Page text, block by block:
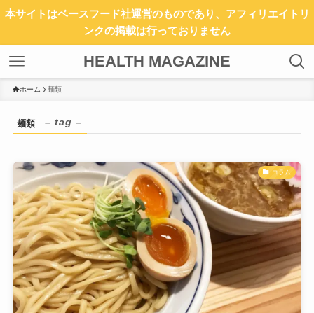
本サイトはベースフード社運営のものであり、アフィリエイトリ
ンクの掲載は行っておりません
HEALTH MAGAZINE
ホーム 麺類
麺類 – tag –
コラム